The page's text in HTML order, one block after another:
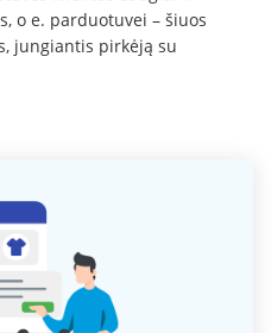
o e. parduotuvei – šiuos
jungiantis pirkėją su